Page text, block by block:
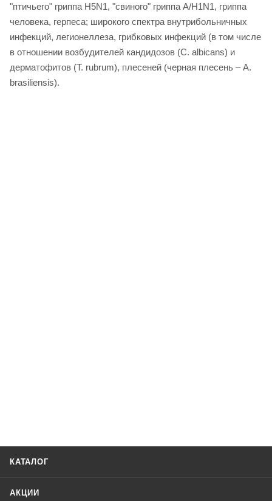
"птичьего" гриппа H5N1, "свиного" гриппа A/H1N1, гриппа
человека, герпеса; широкого спектра внутрибольничных
инфекций, легионеллеза, грибковых инфекций (в том числе
в отношении возбудителей кандидозов (C. albicans) и
дерматофитов (T. rubrum), плесеней (черная плесень – A.
brasiliensis).
КАТАЛОГ
АКЦИИ